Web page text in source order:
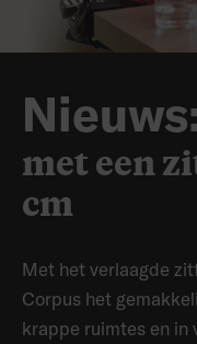
met een
cm
Met het verlaagde
Corpus het
krappe ruimtes en in